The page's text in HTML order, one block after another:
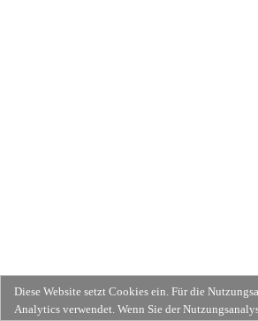
Diese Website setzt Cookies ein. Für die
Analytics verwendet. Wenn Sie der